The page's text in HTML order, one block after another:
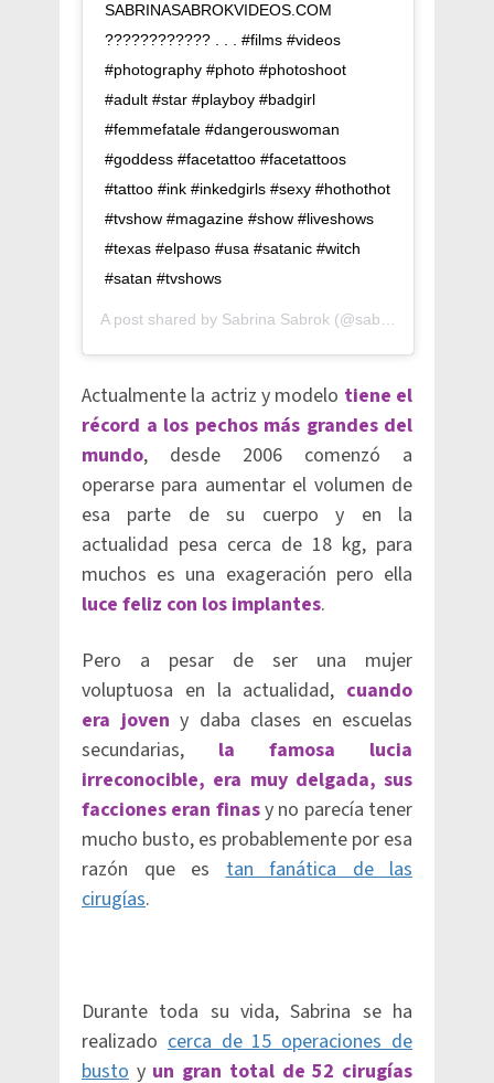
SABRINASABROKVIDEOS.COM
???????????? . . . #films #videos
#photography #photo #photoshoot
#adult #star #playboy #badgirl
#femmefatale #dangerouswoman
#goddess #facetattoo #facetattoos
#tattoo #ink #inkedgirls #sexy #hothothot
#tvshow #magazine #show #liveshows
#texas #elpaso #usa #satanic #witch
#satan #tvshows
A post shared by Sabrina Sabrok (@sabrinasabrokreal) on
Actualmente la actriz y modelo tiene el
récord a los pechos más grandes del
mundo, desde 2006 comenzó a
operarse para aumentar el volumen de
esa parte de su cuerpo y en la
actualidad pesa cerca de 18 kg, para
muchos es una exageración pero ella
luce feliz con los implantes.
Pero a pesar de ser una mujer
voluptuosa en la actualidad, cuando
era joven y daba clases en escuelas
secundarias, la famosa lucia
irreconocible, era muy delgada, sus
facciones eran finasy no parecía tener
mucho busto, es probablemente por esa
razón que estan fanática de las
cirugías.
Durante toda su vida, Sabrina se ha
realizadocerca de 15 operaciones de
busto y un gran total de 52 cirugías